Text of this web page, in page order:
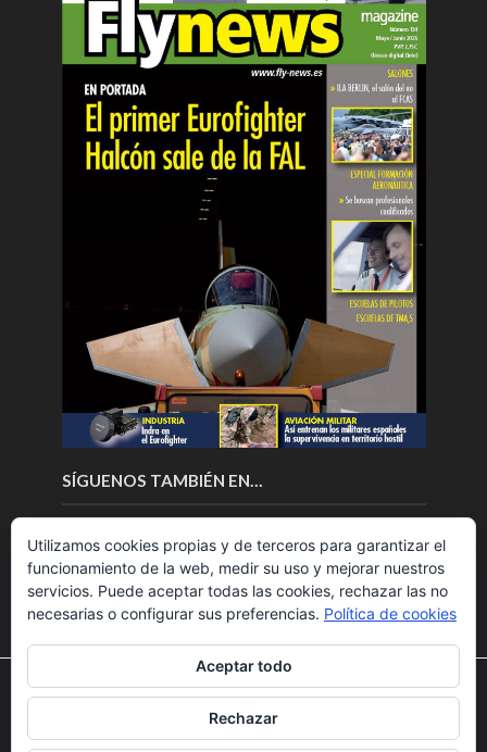
SÍGUENOS TAMBIÉN EN…
Copyright © 2018.Fly News.Noticias aerospacial
UAS aviación comercial
Utilizamos cookies para ofrecerte la mejor experiencia en
nuestra web.
Puedes aprender más sobre qué cookies utilizamos o
desactivarlas en losajustes.
Utilizamos cookies propias y de terceros para garantizar el
funcionamiento de la web, medir su uso y mejorar nuestros
servicios. Puede aceptar todas las cookies, rechazar las no
necesarias o configurar sus preferencias. Política de cookies
Aceptar todo
Rechazar